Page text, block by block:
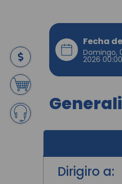
Fecha
Domingo,
2026
Dirigiro a: